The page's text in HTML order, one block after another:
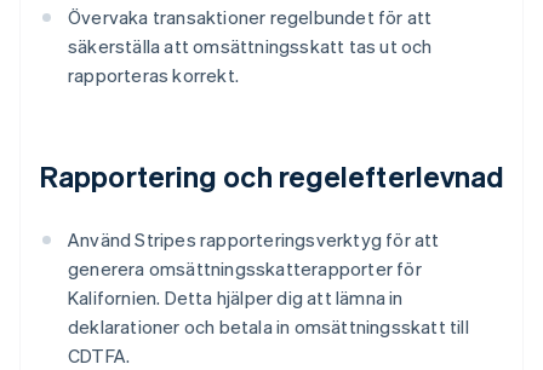
Övervaka transaktioner regelbundet för att
säkerställa att omsättningsskatt tas ut och
rapporteras korrekt.
Rapportering och regelefterlevnad
Använd Stripes rapporteringsverktyg för att
generera omsättningsskatterapporter för
Kalifornien. Detta hjälper dig att lämna in
deklarationer och betala in omsättningsskatt till
CDTFA.